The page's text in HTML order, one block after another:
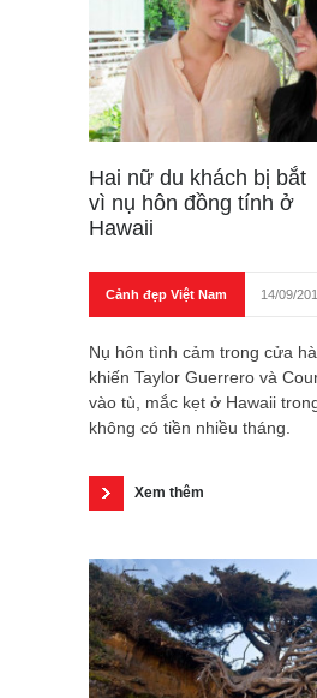
Hai nữ du khách bị bắt
vì nụ hôn đồng tính ở
Hawaii
Cảnh đẹp Việt Nam 14/09/
Nụ hôn tình cảm trong cửa
khiến Taylor Guerrero và
vào tù, mắc kẹt ở Hawaii
không có tiền nhiều tháng.
Xem thêm